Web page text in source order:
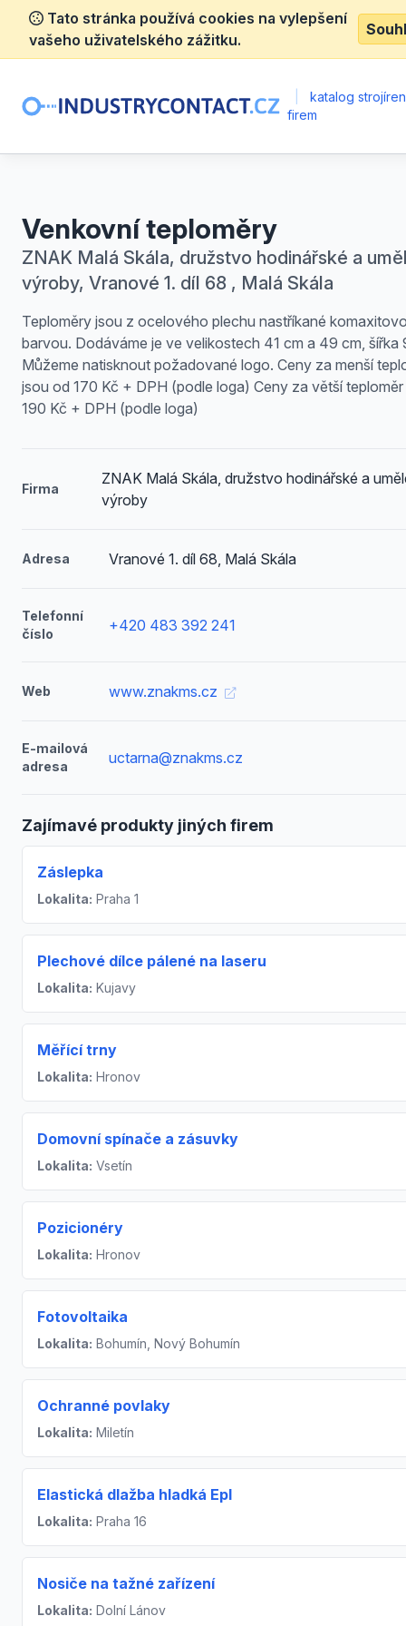
Tato stránka používá cookies na vylepšení
vašeho uživatelského zážitku.
katalog
firem
Venkovní teploměry
ZNAK Malá Skála, družstvo hodinářské a
výroby, Vranové 1. díl 68 , Malá Skála
Teploměry jsou z ocelového plechu nastříkané
barvou. Dodáváme je ve velikostech 41 cm a 49 cm, šířka
Můžeme natisknout požadované logo. Ceny za menší
jsou od 170 Kč + DPH (podle loga) Ceny za větší
190 Kč + DPH (podle loga)
Firma
ZNAK Malá Skála, družstvo hodinářské a
výroby
Adresa Vranové 1. díl 68, Malá Skála
Telefonní
číslo
+420 483 392 241
Web www.znakms.cz
E-mailová
adresa
uctarna@znakms.cz
Zajímavé produkty jiných firem
Záslepka
Lokalita: Praha 1
Plechové dílce pálené na laseru
Lokalita: Kujavy
Měřící trny
Lokalita: Hronov
Domovní spínače a zásuvky
Lokalita: Vsetín
Pozicionéry
Lokalita: Hronov
Fotovoltaika
Lokalita: Bohumín, Nový Bohumín
Ochranné povlaky
Lokalita: Miletín
Elastická dlažba hladká Epl
Lokalita: Praha 16
Nosiče na tažné zařízení
Lokalita: Dolní Lánov